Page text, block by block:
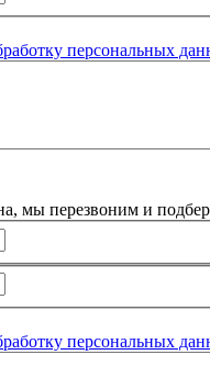
персональных
мы перезвоним и
персональных